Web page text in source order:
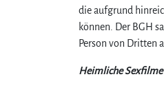
die aufgrund
können. Der BGH
Person von Dritten
Heimliche Sexfilme